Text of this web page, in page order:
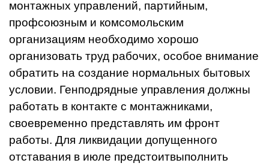
монтажных управлений, партийным,
профсоюзным и комсомольским
организациям необходимо хорошо
организовать труд рабочих, особое внимание
обратить на создание нормальных бытовых
условии. Генподрядные управления должны
работать в контакте с монтажниками,
своевременно представлять им фронт
работы. Для ликвидации допущенного
отставания в июле предстоитвыполнить